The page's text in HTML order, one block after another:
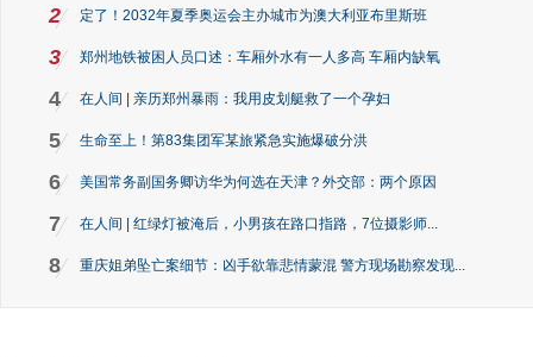
2 定了！2032年夏季奥运会主办城市为澳大利亚布里斯班
3 郑州地铁被困人员口述：车厢外水有一人多高 车厢内缺氧
4 在人间 | 亲历郑州暴雨：我用皮划艇救了一个孕妇
5 生命至上！第83集团军某旅紧急实施爆破分洪
6 美国常务副国务卿访华为何选在天津？外交部：两个原因
7 在人间 | 红绿灯被淹后，小男孩在路口指路，7位摄影师...
8 重庆姐弟坠亡案细节：凶手欲靠悲情蒙混 警方现场勘察发现...